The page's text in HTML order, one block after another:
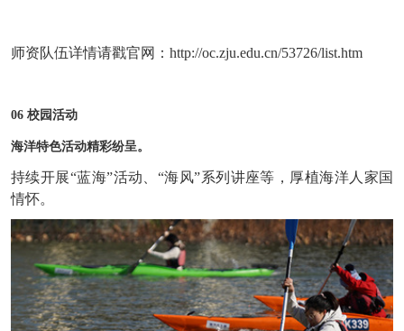
师资队伍详情请戳官网：http://oc.zju.edu.cn/53726/list.htm
06 校园活动
海洋特色活动精彩纷呈。
持续开展“蓝海”活动、“海风”系列讲座等，厚植海洋人家国
情怀。